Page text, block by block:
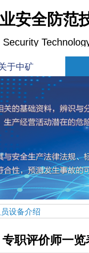
于中矿
安全防范
Security
专职评价师一览
员设备介绍